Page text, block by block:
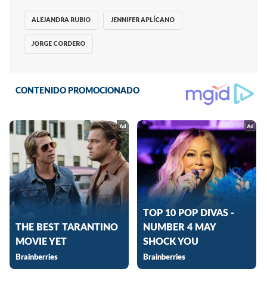
ALEJANDRA RUBIO JENNIFER APLÍCANO
JORGE CORDERO